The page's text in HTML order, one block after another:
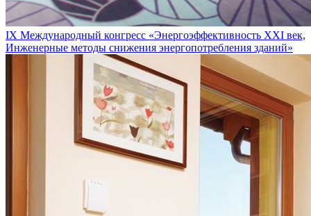
IX Международный конгресс «Энергоэффективность XXI век,
Инженерные методы снижения энергопотребления зданий»